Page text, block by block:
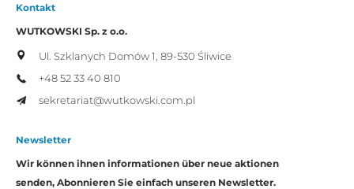
Kontakt
WUTKOWSKI Sp. z o.o.
Ul. Szklanych Domów 1, 89-530 Śliwice
+48 52 33 40 810
sekretariat@wutkowski.com.pl
Newsletter
Wir können ihnen informationen über neue aktionen
senden, Abonnieren Sie einfach unseren Newsletter.